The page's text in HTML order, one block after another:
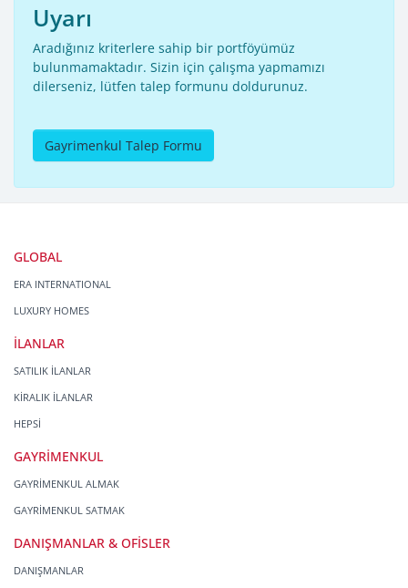
Uyarı
Aradığınız kriterlere sahip bir portföyümüz
bulunmamaktadır. Sizin için çalışma yapmamızı
dilerseniz, lütfen talep formunu doldurunuz.
Gayrimenkul Talep Formu
GLOBAL
ERA INTERNATIONAL
LUXURY HOMES
İLANLAR
SATILIK İLANLAR
KİRALIK İLANLAR
HEPSİ
GAYRİMENKUL
GAYRİMENKUL ALMAK
GAYRİMENKUL SATMAK
DANIŞMANLAR & OFİSLER
DANIŞMANLAR